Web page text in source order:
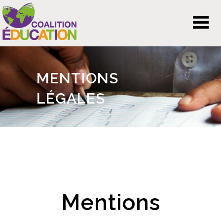
MENTIONS
LÉGALES
Mentions